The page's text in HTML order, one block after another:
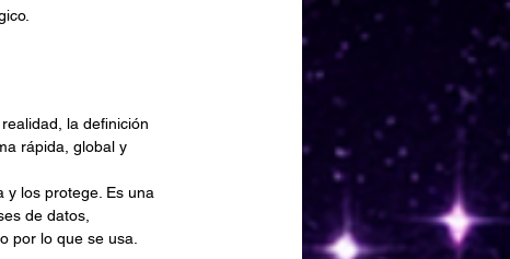
la definición
rápida, global y
y los protege. Es una
de datos,
por lo que se usa.